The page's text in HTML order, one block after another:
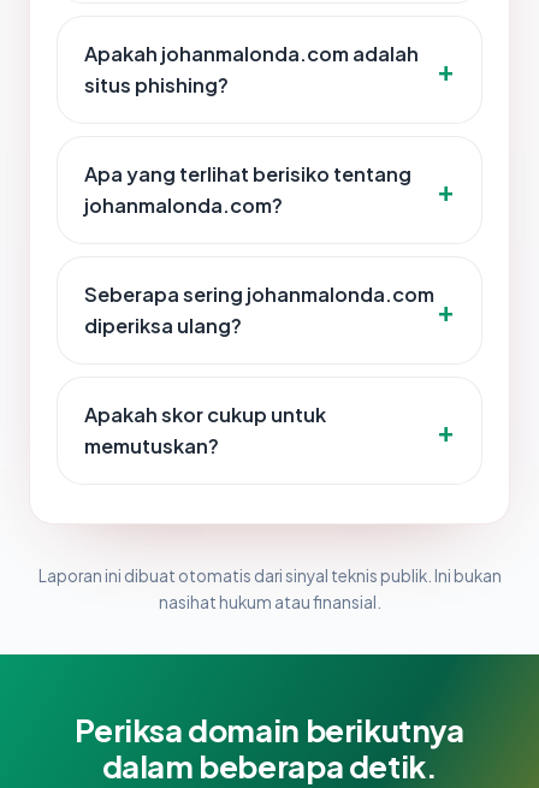
Apakah johanmalonda.com adalah
situs phishing?
Apa yang terlihat berisiko tentang
johanmalonda.com?
Seberapa sering johanmalonda.com
diperiksa ulang?
Apakah skor cukup untuk
memutuskan?
Laporan ini dibuat otomatis dari sinyal teknis publik. Ini bukan
nasihat hukum atau finansial.
Periksa domain berikutnya
dalam beberapa detik.